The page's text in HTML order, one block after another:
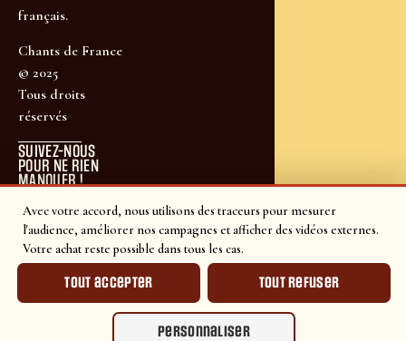
Avec votre accord, nous utilisons des traceurs pour mesurer
l'audience, améliorer nos campagnes et afficher des vidéos externes.
Votre achat reste possible dans tous les cas.
Tout accepter Tout refuser
Personnaliser
français.
Chants de France
© 2025
Tous droits
réservés
SUIVEZ-NOUS
POUR NE RIEN
MANQUER !